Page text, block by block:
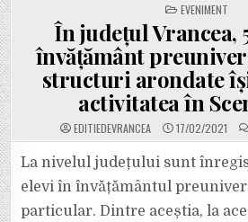
POSTED
IN
EVENIMENT
În județul Vrancea,
învățământ
structuri arondate
activitatea în
EDITIEDEVRANCEA 17/02/2021
La nivelul județului sunt
elevi în învățământul
particular. Dintre aceștia, la